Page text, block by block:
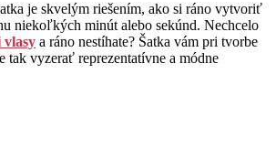
je skvelým riešením, ako si ráno vytvoriť
niekoľkých minút alebo sekúnd. Nechcelo
a ráno nestíhate? Šatka vám pri tvorbe
tak vyzerať reprezentatívne a módne